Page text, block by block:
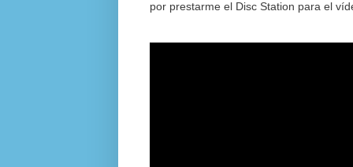
por prestarme el Disc Station para el